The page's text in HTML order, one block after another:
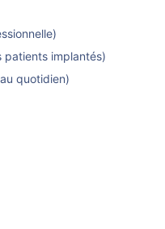
patients implantés)
quotidien)